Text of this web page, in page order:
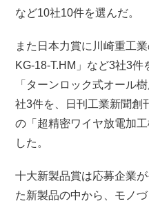
など10社10件を選んだ。
また日本力賞に川崎重工
KG-18-T.HM」など3社3
「ターンロック式オール
社3件を、日刊工業新聞創
の「超精密ワイヤ放電加
した。
十大新製品賞は応募企業
た新製品の中から、モノ